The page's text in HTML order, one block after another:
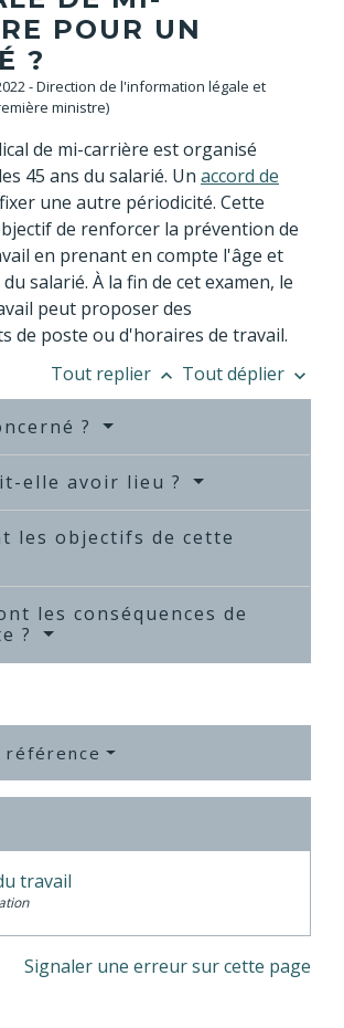
POUR UN
?
- Direction de l'information légale et
ministre)
de mi-carrière est organisé
45 ans du salarié. Un accord de
une autre périodicité. Cette
de renforcer la prévention de
en prenant en compte l'âge et
salarié. À la fin de cet examen, le
peut proposer des
de poste ou d'horaires de travail.
Tout replier keyboard_arrow_up Tout déplier keyboard_arrow_down
?
elle avoir lieu ?
les objectifs de cette
les conséquences de
?
travail
Signaler une erreur sur cette page